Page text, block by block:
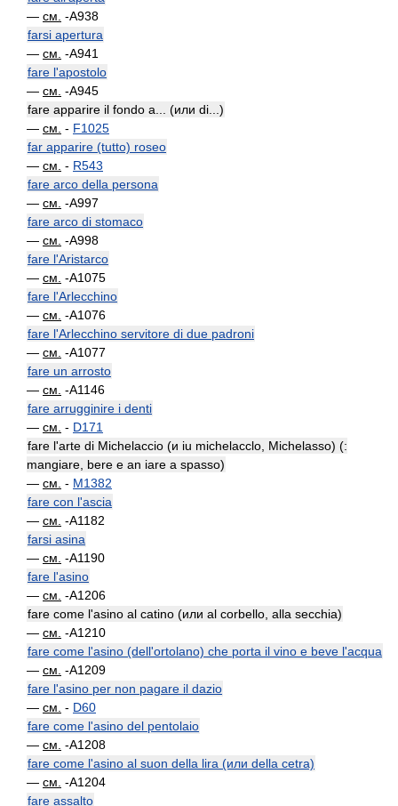
— см. -A938
farsi apertura
— см. -A941
fare l'apostolo
— см. -A945
fare apparire il fondo a... (или di...)
— см. - F1025
far apparire (tutto) roseo
— см. - R543
fare arco della persona
— см. -A997
fare arco di stomaco
— см. -A998
fare l'Aristarco
— см. -A1075
fare l'Arlecchino
— см. -A1076
fare l'Arlecchino servitore di due padroni
— см. -A1077
fare un arrosto
— см. -A1146
fare arrugginire i denti
— см. - D171
fare l'arte di Michelaccio (и iu michelacclo, Michelasso) (:
mangiare, bere e an iare a spasso)
— см. - M1382
fare con l'ascia
— см. -A1182
farsi asina
— см. -A1190
fare l'asino
— см. -A1206
fare come l'asino al catino (или al corbello, alla secchia)
— см. -A1210
fare come l'asino (dell'ortolano) che porta il vino e beve l'acqua
— см. -A1209
fare l'asino per non pagare il dazio
— см. - D60
fare come l'asino del pentolaio
— см. -A1208
fare come l'asino al suon della lira (или della cetra)
— см. -A1204
fare assalto